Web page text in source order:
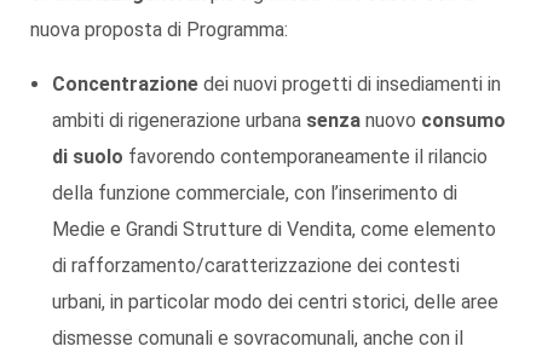
nuova proposta di Programma:
Concentrazione dei nuovi progetti di insediamenti in
ambiti di rigenerazione urbana senza nuovo consumo
di suolo favorendo contemporaneamente il rilancio
della funzione commerciale, con l’inserimento di
Medie e Grandi Strutture di Vendita, come elemento
di rafforzamento/caratterizzazione dei contesti
urbani, in particolar modo dei centri storici, delle aree
dismesse comunali e sovracomunali, anche con il